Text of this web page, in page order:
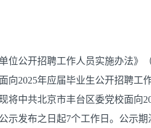
位公开招聘工作人员实施办法》
向2025年应届毕业生公开招聘工
将中共北京市丰台区委党校面向
示发布之日起7个工作日。公示